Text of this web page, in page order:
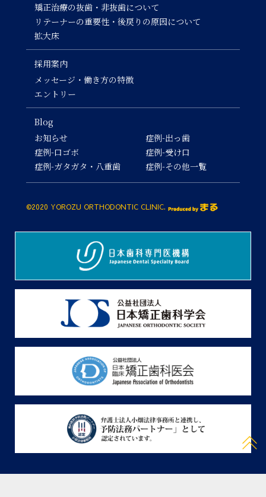
矯正治療の抜歯・非抜歯について
リテーナーの重要性・後戻りの原因について
拡大床
採用案内
メッセージ・働き方の特徴
エントリー
Blog
お知らせ
症例-口ゴボ
症例-ガタガタ・八重歯
症例-出っ歯
症例-受け口
症例-その他一覧
©2020 YOROZU ORTHODONTIC CLINIC.